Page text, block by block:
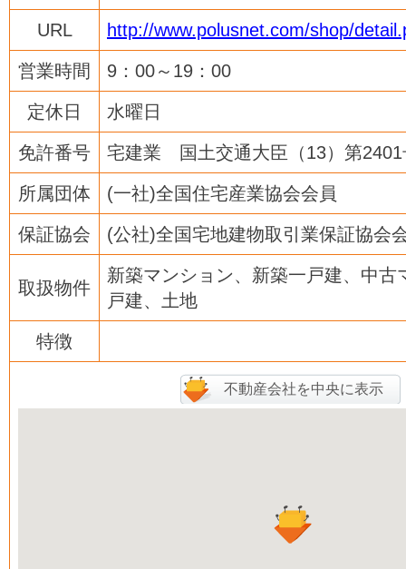
URL http://www.polusnet.com/shop/
営業時間 9：00～19：00
定休日 水曜日
免許番号 宅建業 国土交通大臣（13）第2401
所属団体 (一社)全国住宅産業協会会員
保証協会 (公社)全国宅地建物取引業保証協会
取扱物件
新築マンション、新築一戸建、中古
戸建、土地
特徴
不動産会社を中央に表示